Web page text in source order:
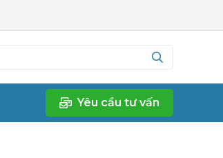
Yêu cầu tư vấn